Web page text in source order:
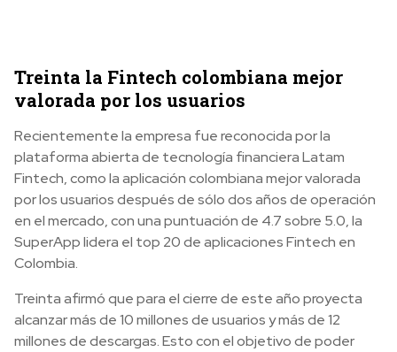
Treinta la Fintech colombiana mejor
valorada por los usuarios
Recientemente la empresa fue reconocida por la
plataforma abierta de tecnología financiera Latam
Fintech, como la aplicación colombiana mejor valorada
por los usuarios después de sólo dos años de operación
en el mercado, con una puntuación de 4.7 sobre 5.0, la
SuperApp lidera el top 20 de aplicaciones Fintech en
Colombia.
Treinta afirmó que para el cierre de este año proyecta
alcanzar más de 10 millones de usuarios y más de 12
millones de descargas. Esto con el objetivo de poder